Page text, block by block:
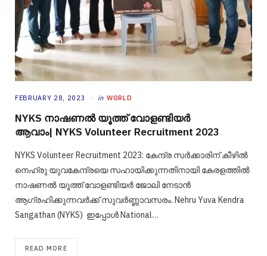
FEBRUARY 28, 2023 in WORLD
NYKS നാഷണൽ യൂത്ത് വോളണ്ടിയർ
ആവാം| NYKS Volunteer Recruitment 2023
NYKS Volunteer Recruitment 2023: കേന്ദ്ര സര്‍ക്കാരിന് കീഴില്‍
നെഹ്രു യുവകേന്ദ്രയെ സഹായിക്കുന്നതിനായി കേരളത്തില്‍
നാഷണൽ യൂത്ത് വോളണ്ടിയർ ജോലി നേടാന്‍
ആഗ്രഹിക്കുന്നവര്‍ക്ക് സുവര്‍ണ്ണാവസരം. Nehru Yuva Kendra
Sangathan (NYKS) ഇപ്പോള്‍ National…
READ MORE